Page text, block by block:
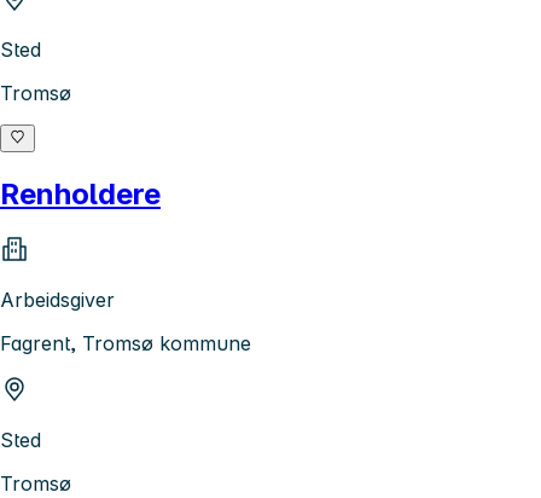
Sted
Tromsø
Renholdere
Arbeidsgiver
Fagrent, Tromsø kommune
Sted
Tromsø